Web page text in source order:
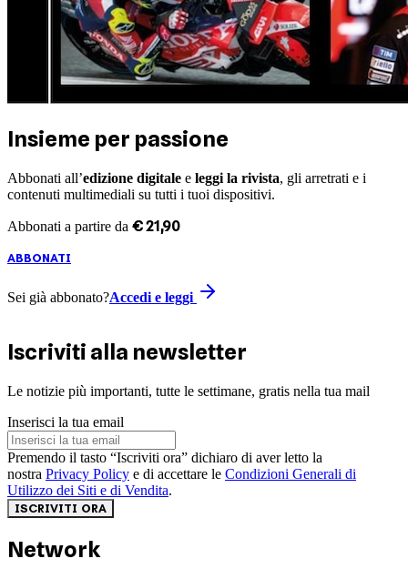
Insieme per passione
Abbonati all’edizione digitale e leggi la rivista, gli arretrati e i
contenuti multimediali su tutti i tuoi dispositivi.
Abbonati a partire da €21 ,90
ABBONATI
Sei già abbonato?Accedi e leggi
Iscriviti alla newsletter
Le notizie più importanti, tutte le settimane, gratis nella tua mail
Inserisci la tua email
Premendo il tasto “Iscriviti ora” dichiaro di aver letto la
nostra Privacy Policy e di accettare le Condizioni Generali di
Utilizzo dei Siti e di Vendita.
ISCRIVITI ORA
Network